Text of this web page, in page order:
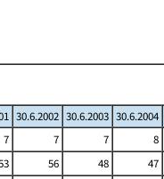
30.6.2002 30.6.2003 30.6.2004
7 7 7 8
56 48 47